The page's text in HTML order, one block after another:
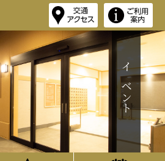
イベント